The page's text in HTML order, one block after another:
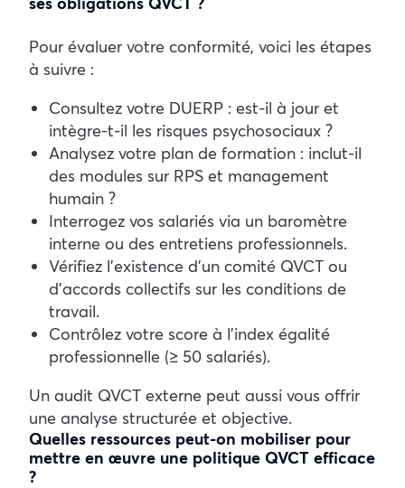
Pour évaluer votre conformité, voici les étapes
à suivre :
Consultez votre DUERP : est-il à jour et
intègre-t-il les risques psychosociaux ?
Analysez votre plan de formation : inclut-il
des modules sur RPS et management
humain ?
Interrogez vos salariés via un baromètre
interne ou des entretiens professionnels.
Vérifiez l’existence d’un comité QVCT ou
d’accords collectifs sur les conditions de
travail.
Contrôlez votre score à l’index égalité
professionnelle (≥ 50 salariés).
Un audit QVCT externe peut aussi vous offrir
une analyse structurée et objective.
Quelles ressources peut-on mobiliser pour
mettre en œuvre une politique QVCT efficace
?